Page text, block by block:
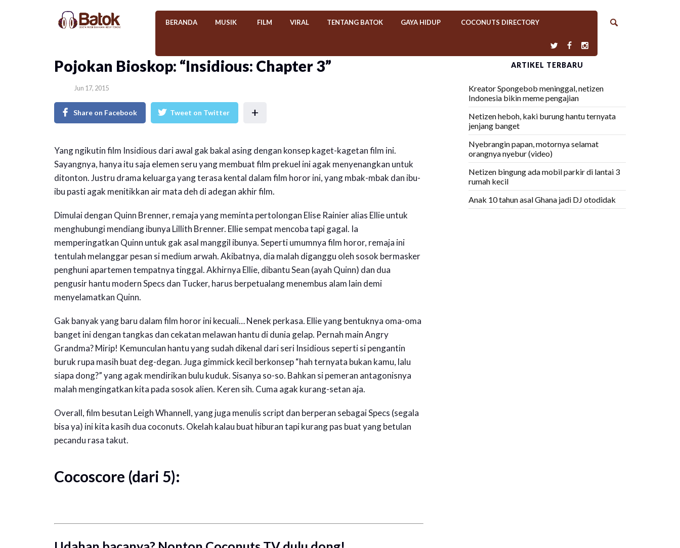
BERANDA MUSIK FILM VIRAL TENTANG BATOK GAYA HIDUP COCONUTS DIRECTORY
​Pojokan Bioskop: “Insidious: Chapter 3”
Jun 17, 2015
Share on Facebook Tweet on Twitter +
Yang ngikutin film Insidious dari awal gak bakal asing dengan konsep kaget-kagetan film ini.
Sayangnya, hanya itu saja elemen seru yang membuat film prekuel ini agak menyenangkan untuk
ditonton. Justru drama keluarga yang terasa kental dalam film horor ini, yang mbak-mbak dan ibu-
ibu pasti agak menitikkan air mata deh di adegan akhir film.
Dimulai dengan Quinn Brenner, remaja yang meminta pertolongan Elise Rainier alias Ellie untuk
menghubungi mendiang ibunya Lillith Brenner. Ellie sempat mencoba tapi gagal. Ia
memperingatkan Quinn untuk gak asal manggil ibunya. Seperti umumnya film horor, remaja ini
tentulah melanggar pesan si medium arwah. Akibatnya, dia malah diganggu oleh sosok bermasker
penghuni apartemen tempatnya tinggal. Akhirnya Ellie, dibantu Sean (ayah Quinn) dan dua
pengusir hantu modern Specs dan Tucker, harus berpetualang menembus alam lain demi
menyelamatkan Quinn.
Gak banyak yang baru dalam film horor ini kecuali… Nenek perkasa. Ellie yang bentuknya oma-oma
banget ini dengan tangkas dan cekatan melawan hantu di dunia gelap. Pernah main Angry
Grandma? Mirip! Kemunculan hantu yang sudah dikenal dari seri Insidious seperti si pengantin
buruk rupa masih buat deg-degan. Juga gimmick kecil berkonsep “hah ternyata bukan kamu, lalu
siapa dong?” yang agak mendirikan bulu kuduk. Sisanya so-so. Bahkan si pemeran antagonisnya
malah mengingatkan kita pada sosok alien. Keren sih. Cuma agak kurang-setan aja.
Overall, film besutan Leigh Whannell, yang juga menulis script dan berperan sebagai Specs (segala
bisa ya) ini kita kasih dua coconuts. Okelah kalau buat hiburan tapi kurang pas buat yang betulan
pecandu rasa takut.
Cocoscore (dari 5):
ARTIKEL TERBARU
Kreator Spongebob meninggal, netizen
Indonesia bikin meme pengajian
Netizen heboh, kaki burung hantu ternyata
jenjang banget
Nyebrangin papan, motornya selamat
orangnya nyebur (video)
Netizen bingung ada mobil parkir di lantai 3
rumah kecil
Anak 10 tahun asal Ghana jadi DJ otodidak